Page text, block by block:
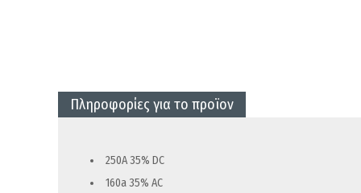
Πληροφορίες για το προϊον
250A 35% DC
160a 35% AC